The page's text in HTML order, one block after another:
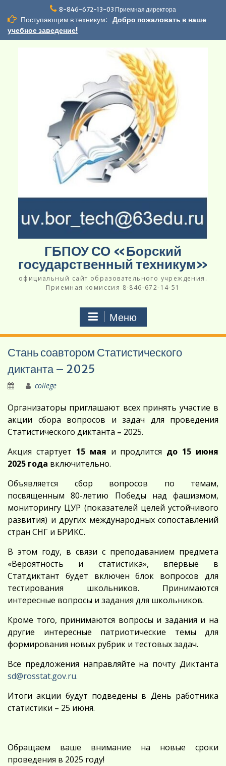
содержимому
8-846-672-13-03 Приемная директора
Поступающим в техникум:
Добро пожаловать в наше
учебное заведение!
ГБПОУ СО «Борский
государственный техникум»
официальный сайт образовательного учреждения.
Приемная комиссия 8-846-672-14-51
Меню
Стань соавтором Статистического
диктанта – 2025
college
Организаторы приглашают всех принять участие в
акции сбора вопросов и задач для проведения
Статистического диктанта – 2025.
Акция стартует 15 мая и продлится до 15 июня
2025 года включительно.
Объявляется сбор вопросов по темам,
посвященным 80-летию Победы над фашизмом,
мониторингу ЦУР (показателей целей устойчивого
развития) и других международных сопоставлений
стран СНГ и БРИКС.
В этом году, в связи с преподаванием предмета
«Вероятность и статистика», впервые в
Статдиктант будет включен блок вопросов для
тестирования школьников. Принимаются
интересные вопросы и задания для школьников.
Кроме того, принимаются вопросы и задания и на
другие интересные патриотические темы для
формирования новых рубрик и тестовых задач.
Все предложения направляйте на почту Диктанта
sd@rosstat.gov.ru.
Итоги акции будут подведены в День работника
статистики – 25 июня.
Обращаем ваше внимание на новые сроки
проведения в 2025 году!